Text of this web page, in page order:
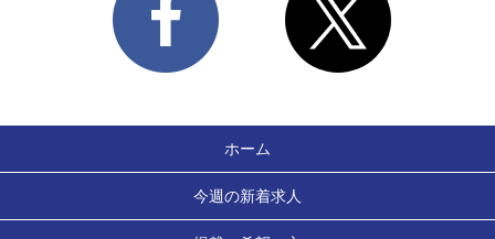
ホーム
今週の新着求人